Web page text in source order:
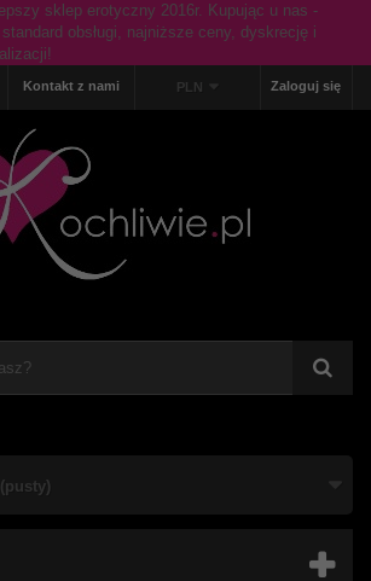
Zaloguj się
PLN
Kontakt z nami
(pusty)